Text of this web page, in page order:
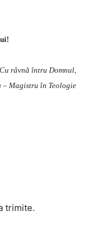
Cu râvnă întru Domnul,
Magistru în Teologie
trimite.